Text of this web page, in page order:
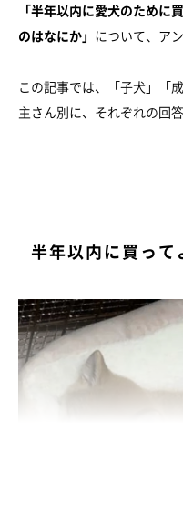
「半年以内に愛犬のために
のはなにか」 について、ア
この記事では、「子犬」「
主さん別に、それぞれの回
半年以内に買って